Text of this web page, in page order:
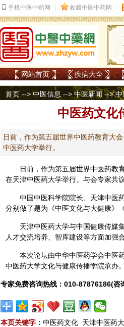
网站首页 疾病大全
首页 -->中医信息 -->中医新闻--> 中
中医药文化
日前，作为第五届世界中医药教育大
中医药大学举行。
日前，作为第五届世界中医药教
在天津中医药大学举行。与会专家共
中国中医科学院院长、天津中医
分别做了题为《中医文化与大健康》
天津中医药大学与中国健康传媒
人才交流培养、智库建设等方面加强
本次论坛由中华中医药学会中医
中医药大学文化与健康传播学院承办。
专家免费咨询热线：010-87876186(
本页关键字： 中医药文化 天津中医药